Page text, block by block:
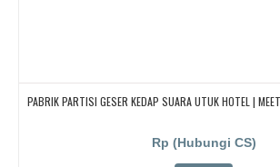
PABRIK PARTISI GESER KEDAP SUARA UTUK HOTEL |
Rp (Hubungi CS)